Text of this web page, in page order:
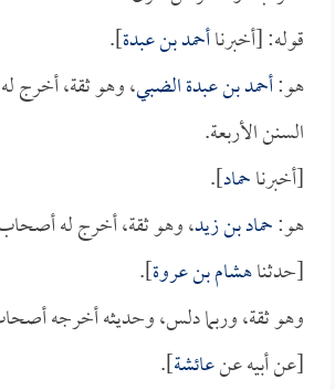
قوله: [أخبرناأحمد بن عبدة].
هو:أحمد بن عبدة الضبي، وهو ثقة، أخرج
السنن الأربعة.
[أخبرناحماد].
هو:حماد بن زيد، وهو ثقة، أخرج له
[حدثناهشام بن عروة].
وهو ثقة، وربما دلس، وحديثه أخرجه
[عن أبيه عنعائشة].